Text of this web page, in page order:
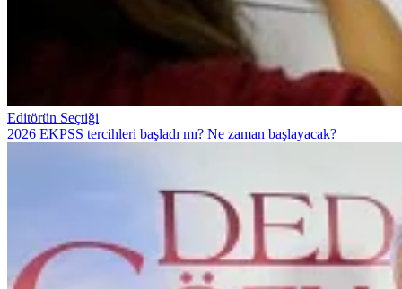
Editörün Seçtiği
2026 EKPSS tercihleri başladı mı? Ne zaman başlayacak?